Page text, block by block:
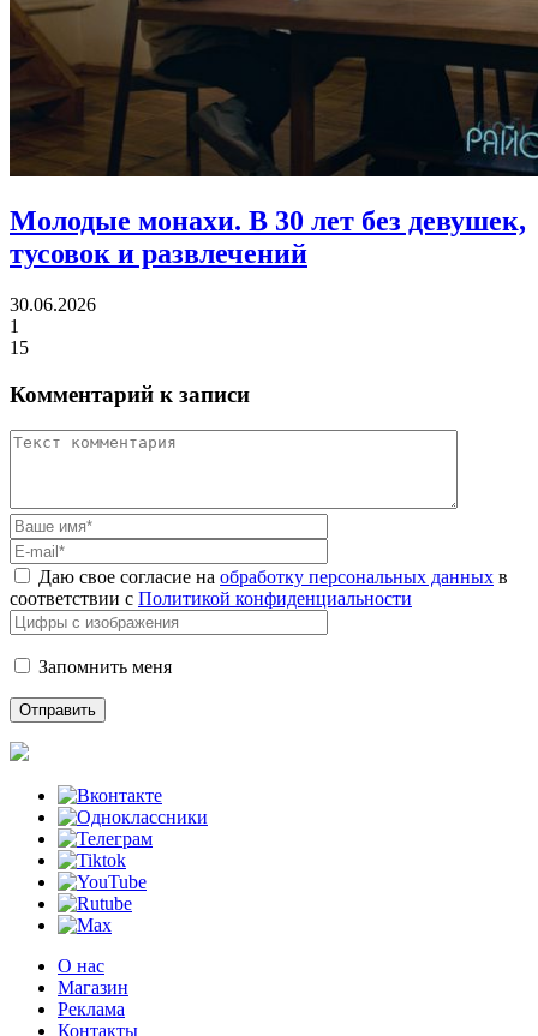
Молодые монахи. В 30 лет без девушек,
тусовок и развлечений
30.06.2026
1
15
Комментарий к записи
Даю свое согласие на обработку персональных данных в
соответствии с Политикой конфиденциальности
Запомнить меня
О нас
Магазин
Реклама
Контакты